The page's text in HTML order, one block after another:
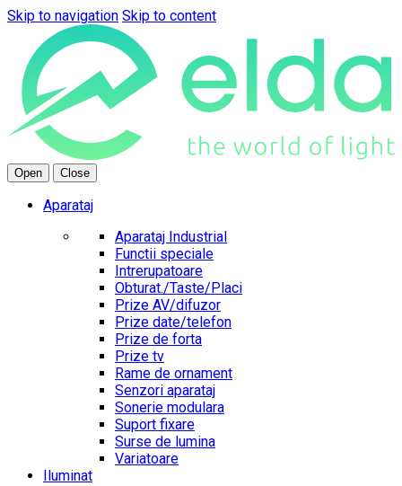
Skip to navigation Skip to content
Open Close
Aparataj
Aparataj Industrial
Functii speciale
Intrerupatoare
Obturat./Taste/Placi
Prize AV/difuzor
Prize date/telefon
Prize de forta
Prize tv
Rame de ornament
Senzori aparataj
Sonerie modulara
Suport fixare
Surse de lumina
Variatoare
Iluminat